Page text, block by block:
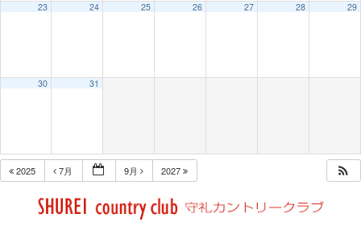
23 24 25 26 27 28 29
30 31
2025 7月 9月 2027